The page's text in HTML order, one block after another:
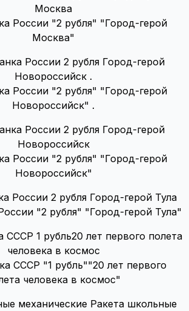
России "2 рубля" "Город-герой
Москва"
России "2 рубля" "Город-герой
Новороссийск" .
России "2 рубля" "Город-герой
Новороссийск"
"2 рубля" "Город-герой Тула"
СССР "1 рубль""20 лет первого
человека в космос"